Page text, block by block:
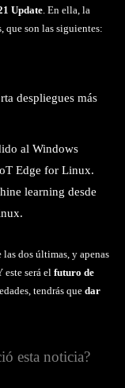
Update. En ella, la
que son las siguientes:
despliegues más
al Windows
Edge for Linux.
learning desde
dos últimas, y apenas
será el futuro de
tendrás que dar
esta noticia?